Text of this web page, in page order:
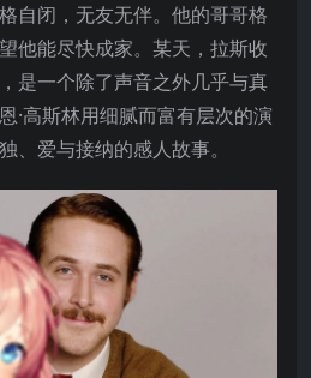
自闭，无友无伴。他的哥哥格
他能尽快成家。某天，拉斯收
是一个除了声音之外几乎与真
·高斯林用细腻而富有层次的演
、爱与接纳的感人故事。